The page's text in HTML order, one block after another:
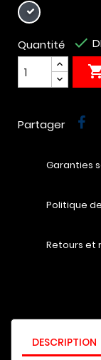
Noir
Quantité 
Partager
Garanties
Politique
Retours et
DESCRIPTION